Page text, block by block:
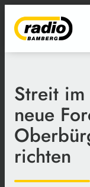
Streit
neue
richten